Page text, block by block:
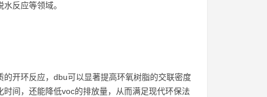
反应等领域。
开环反应，dbu可以显著提高环氧树脂的交联密度
间，还能降低voc的排放量，从而满足现代环保法